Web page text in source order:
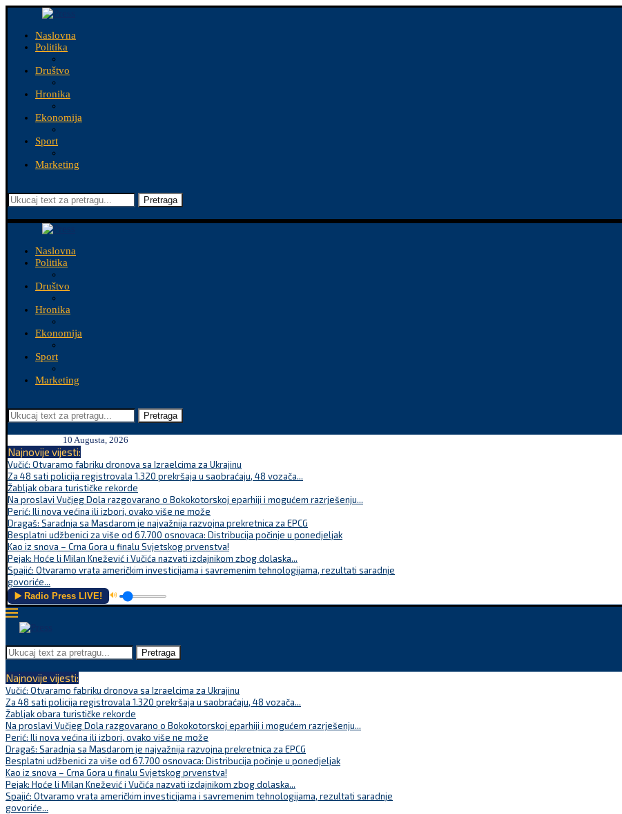
Naslovna
Politika
Društvo
Hronika
Ekonomija
Sport
Marketing
Pretraga
Naslovna
Politika
Društvo
Hronika
Ekonomija
Sport
Marketing
Pretraga
10 Augusta, 2026
Najnovije vijesti:
Vučić: Otvaramo fabriku dronova sa Izraelcima za Ukrajinu
Za 48 sati policija registrovala 1.320 prekršaja u saobraćaju, 48 vozača...
Žabljak obara turističke rekorde
Na proslavi Vučjeg Dola razgovarano o Bokokotorskoj eparhiji i mogućem razrješenju...
Perić: Ili nova većina ili izbori, ovako više ne može
Dragaš: Saradnja sa Masdarom je najvažnija razvojna prekretnica za EPCG
Besplatni udžbenici za više od 67.700 osnovaca: Distribucija počinje u ponedjeljak
Kao iz snova – Crna Gora u finalu Svjetskog prvenstva!
Pejak: Hoće li Milan Knežević i Vučića nazvati izdajnikom zbog dolaska...
Spajić: Otvaramo vrata američkim investicijama i savremenim tehnologijama, rezultati saradnje
govoriće...
▶️ Radio Press LIVE! 🔊
Pretraga
Najnovije vijesti:
Vučić: Otvaramo fabriku dronova sa Izraelcima za Ukrajinu
Za 48 sati policija registrovala 1.320 prekršaja u saobraćaju, 48 vozača...
Žabljak obara turističke rekorde
Na proslavi Vučjeg Dola razgovarano o Bokokotorskoj eparhiji i mogućem razrješenju...
Perić: Ili nova većina ili izbori, ovako više ne može
Dragaš: Saradnja sa Masdarom je najvažnija razvojna prekretnica za EPCG
Besplatni udžbenici za više od 67.700 osnovaca: Distribucija počinje u ponedjeljak
Kao iz snova – Crna Gora u finalu Svjetskog prvenstva!
Pejak: Hoće li Milan Knežević i Vučića nazvati izdajnikom zbog dolaska...
Spajić: Otvaramo vrata američkim investicijama i savremenim tehnologijama, rezultati saradnje
govoriće...